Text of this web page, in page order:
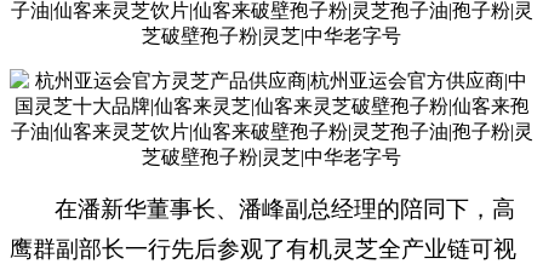
在潘新华董事长、潘峰副总经理的陪同下，高
鹰群副部长一行先后参观了有机灵芝全产业链可视